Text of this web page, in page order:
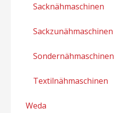
Sacknähmaschinen
Sackzunähmaschinen
Sondernähmaschinen
Textilnähmaschinen
Weda